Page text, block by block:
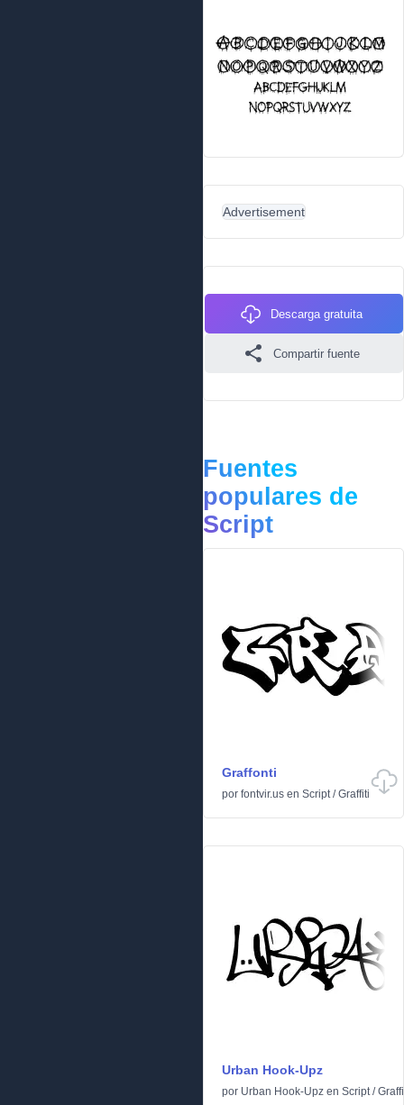
Advertisement
Descarga gratuita
Compartir fuente
Fuentes
populares de
Script
Graffonti
por fontvir.us en Script/Graffiti
Urban Hook-Upz
por Urban Hook-Upz en Script/